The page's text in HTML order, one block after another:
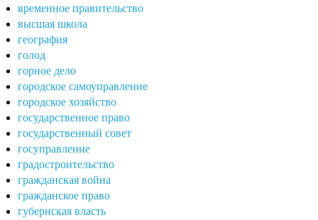
временное правительство
высшая школа
география
голод
горное дело
городское самоуправление
городское хозяйство
государственное право
государственный совет
госуправление
градостроительство
гражданская война
гражданское право
губернская власть